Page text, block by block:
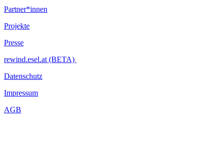
Partner*innen
Projekte
Presse
rewind.esel.at (BETA)
Datenschutz
Impressum
AGB